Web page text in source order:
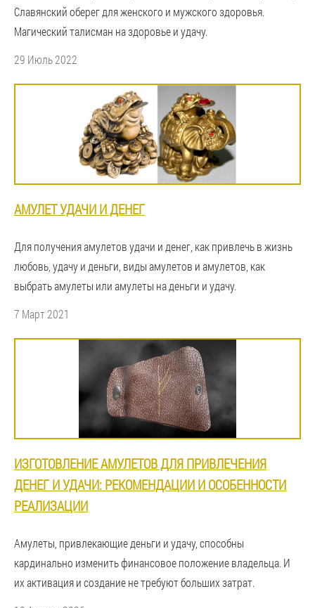
Славянский оберег для женского и мужского здоровья.
Магический талисман на здоровье и удачу.
29 Июль 2022
АМУЛЕТ УДАЧИ И ДЕНЕГ
Для получения амулетов удачи и денег, как привлечь в жизнь
любовь, удачу и деньги, виды амулетов и амулетов, как
выбрать амулеты или амулеты на деньги и удачу.
7 Март 2021
ИЗГОТОВЛЕНИЕ АМУЛЕТОВ ДЛЯ ПРИВЛЕЧЕНИЯ
ДЕНЕГ И УДАЧИ: РЕКОМЕНДАЦИИ И ОСОБЕННОСТИ
РЕАЛИЗАЦИИ
Амулеты, привлекающие деньги и удачу, способны
кардинально изменить финансовое положение владельца. И
их активация и создание не требуют больших затрат.